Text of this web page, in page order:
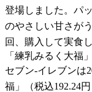
登場しました。パ
のやさしい甘さが
回、購入して実食
「練乳みるく大福」
セブン-イレブンは
福」（税込192.24